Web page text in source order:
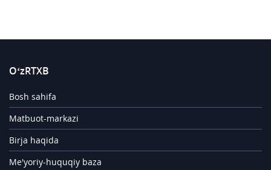
O‘zRTXB
Bosh sahifa
Matbuot-markazi
Birja haqida
Me'yoriy-huquqiy baza